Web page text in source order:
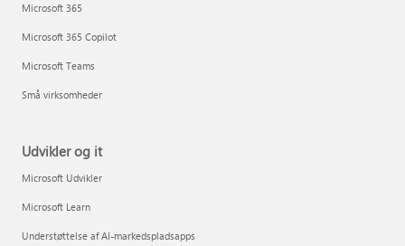
Microsoft 365
Microsoft 365 Copilot
Microsoft Teams
Små virksomheder
Udvikler og it
Microsoft Udvikler
Microsoft Learn
Understøttelse af AI-markedspladsapps